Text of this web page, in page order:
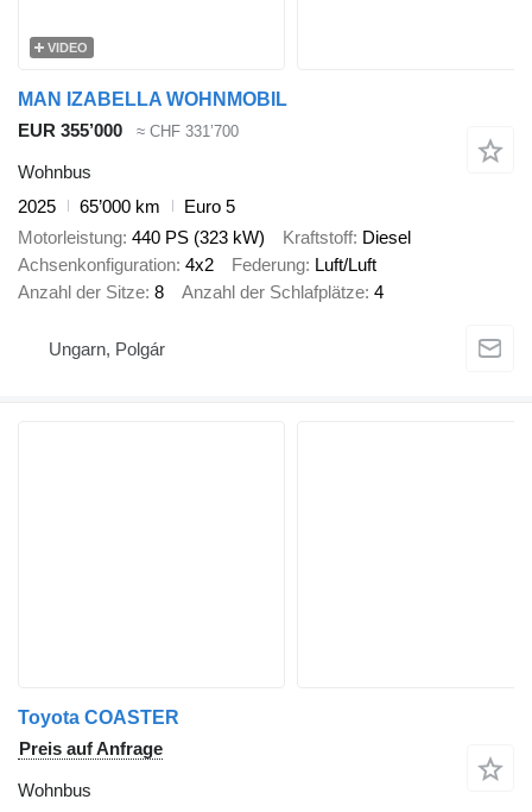
VIDEO
MAN IZABELLA WOHNMOBIL
EUR 355’000
≈ CHF 331’700
Wohnbus
2025
65’000 km
Euro 5
Motorleistung 440 PS (323 kW) Kraftstoff Diesel
Achsenkonfiguration 4x2 Federung Luft/Luft
Anzahl der Sitze 8 Anzahl der Schlafplätze 4
Ungarn, Polgár
Toyota COASTER
Preis auf Anfrage
Wohnbus